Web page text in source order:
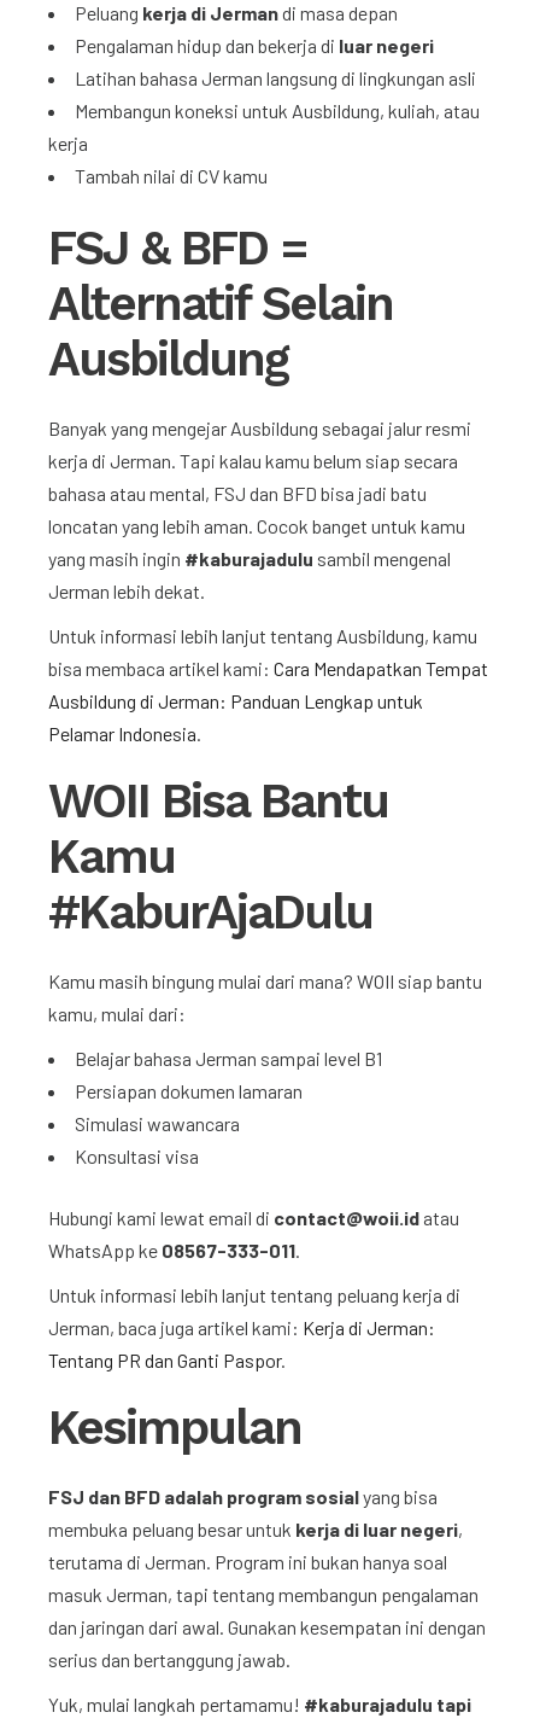
Peluang kerja di Jermandi masa depan
Pengalaman hidup dan bekerja di luar negeri
Latihan bahasa Jerman langsung di lingkungan asli
Membangun koneksi untuk Ausbildung, kuliah, atau
kerja
Tambah nilai di CV kamu
FSJ & BFD =
Alternatif Selain
Ausbildung
Banyak yang mengejar Ausbildung sebagai jalur resmi
kerja di Jerman. Tapi kalau kamu belum siap secara
bahasa atau mental, FSJ dan BFD bisa jadi batu
loncatan yang lebih aman. Cocok banget untuk kamu
yang masih ingin #kaburajadulu sambil mengenal
Jerman lebih dekat.
Untuk informasi lebih lanjut tentang Ausbildung, kamu
bisa membaca artikel kami:Cara Mendapatkan Tempat
Ausbildung di Jerman: Panduan Lengkap untuk
Pelamar Indonesia.
WOII Bisa Bantu
Kamu
#KaburAjaDulu
Kamu masih bingung mulai dari mana? WOII siap bantu
kamu, mulai dari:
Belajar bahasa Jerman sampai level B1
Persiapan dokumen lamaran
Simulasi wawancara
Konsultasi visa
Hubungi kami lewat email di contact@woii.id atau
WhatsApp ke 08567-333-011.
Untuk informasi lebih lanjut tentang peluang kerja di
Jerman, baca juga artikel kami: Kerja di Jerman:
Tentang PR dan Ganti Paspor.
Kesimpulan
FSJ dan BFD adalah program sosialyang bisa
membuka peluang besar untuk kerja di luar negeri,
terutama di Jerman. Program ini bukan hanya soal
masuk Jerman, tapi tentang membangun pengalaman
dan jaringan dari awal. Gunakan kesempatan ini dengan
serius dan bertanggung jawab.
Yuk, mulai langkah pertamamu! #kaburajadulu tapi